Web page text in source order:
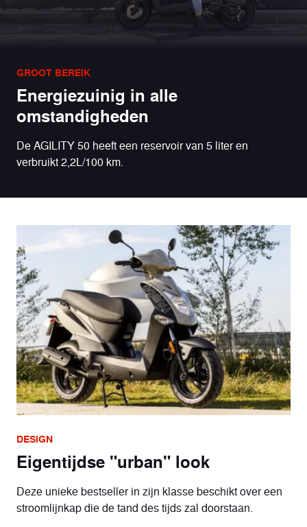
GROOT BEREIK
Energiezuinig in alle
omstandigheden
De AGILITY 50 heeft een reservoir van 5 liter en
verbruikt 2,2L/100 km.
DESIGN
Eigentijdse "urban" look
Deze unieke bestseller in zijn klasse beschikt over een
stroomlijnkap die de tand des tijds zal doorstaan.